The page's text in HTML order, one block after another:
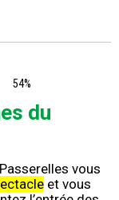
54%
du
vous
et vous